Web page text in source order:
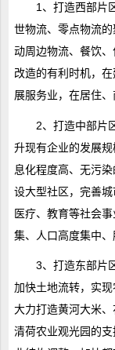
1、打造西部片
世物流、零点物流
动周边物流、餐饮
改造的有利时机，
展服务业，在居住、
2、打造中部片
升现有企业的发展
息化程度高、无污
设大型社区，完善
医疗、教育等社会
集、人口高度集中、
3、打造东部片
加快土地流转，实现
大力打造黄河大米、
清荷农业观光园的